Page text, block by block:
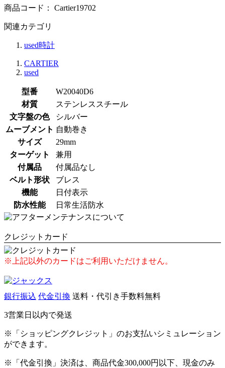
商品コード： Cartier19702
関連カテゴリ
used時計
CARTIER
used
型番
W20040D6
材質
ステンレススチール
文字盤の色
シルバー
ムーブメント 自動巻き
サイズ
29mm
ターゲット
兼用
付属品
付属品なし
ベルト形状
ブレス
機能
日付表示
防水性能
日常生活防水
クレジットカード
※上記以外のカードはご利用いただけません。
銀行振込 代金引換 送料・代引き手数料無料
3営業日以内で発送
※「ショッピングクレジット」のお支払いシミュレーション
ができます。
※「代金引換」決済は、商品代金300,000円以下、現金のみ